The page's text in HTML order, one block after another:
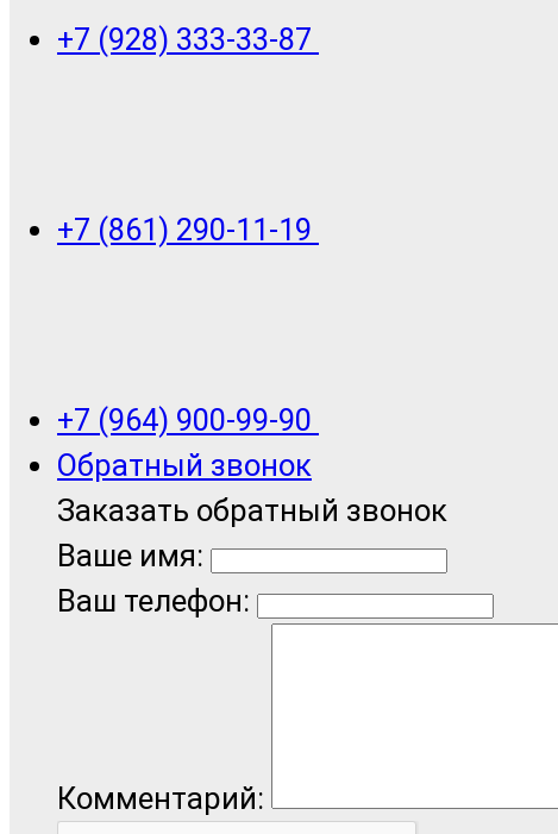
+7 (928) 333-33-87
+7 (861) 290-11-19
+7 (964) 900-99-90
Обратный звонок
Заказать обратный звонок
Ваше имя:
Ваш телефон:
Комментарий: